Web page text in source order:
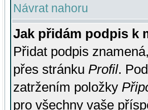
Návrat nahoru
Jak přidám podpis k
Přidat podpis
přes stránku Profil.
zatržením položky
pro všechny vaše